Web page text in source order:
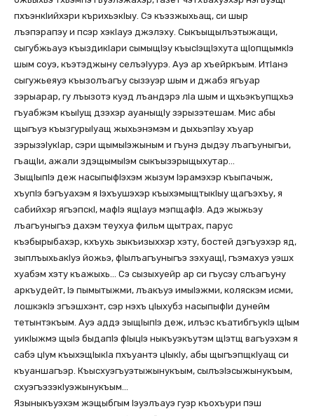
пхъэнкIийхэри кърихьэкIыу. Сэ къэзжыхьащ, си шыр
лъэпэрапэу и псэр хэкIауэ джэлэху. Сыкъыщылъэтыжащи,
сыгубжьауэ къыздикIари сымыщIэу къысIэщIэхута щIопщымкIэ
шым соуэ, къэтэджыну селъэIуурэ. Ауэ ар хъейркъым. ИтIанэ
сыгужьеяуэ къызолъагъу сызэуэр шым и джабэ ягъуар
зэрыарар, гу лъызотэ куэд лъандэрэ лIа шым и щхьэкъупщхьэ
гъуабжэм къыIущ дзэхэр ауаныщIу зэрызэтешам. Мис абы
щыгъуэ къызгурыIуащ жыхьэнэмэм и дыхьэпIэу хъуар
зэрызэIукIар, сэри щымыIэжыным и гъунэ дыдэу лъагъуныгъи,
гъащIи, ажали здэщымыIэм сыкъызэрыщыхутар…
ЗыщIыпIэ деж насыпыфIэхэм жызум Iэрамэхэр къыпачыж,
хъупIэ бэгъуахэм я Iэхъушэхэр къыхэмыщтыкIыу щагъэхъу, я
сабийхэр ягъэпскI, мафIэ ящIауэ мэпщафIэ. Адэ жыжьэу
лъагъуныгъэ дахэм теухуа фильм щытрах, парус
къэбырыбахэр, кхъухь зыкъизыххэр хэту, бостей дэгъуэхэр яд,
зыплъыхьакIуэ йожьэ, фIылъагъуныгъэ зэхуащI, гъэмахуэ уэшх
хуабэм хэту къажыхь… Сэ сызыхуейр ар си гъусэу слъагъуну
аркъудейт, Iэ пымытыжми, лъакъуэ имыIэжми, коляскэм исми,
лошкэкIэ згъэшхэнт, сэр нэхъ цIыхубз насыпыфIи дунейм
тетынтэкъым. Ауэ аддэ зыщIыпIэ деж, илъэс къатибгъукIэ щIым
уикIыжмэ щыIэ быдапIэ фIыцIэ ныкъуэкъутэм щIэтщ вагъуэхэм я
сабэ цIум къыхэщIыкIа пхъуантэ цIыкIу, абы щыгъэпщкIуащ си
къуаншагъэр. Къысхуэгъуэтыжынукъым, сылъэIэсыжынукъым,
схуэгъэзэкIуэжынукъым…
Языныкъуэхэм жэщыбгым Iэуэлъауэ гуэр къохъури пэш